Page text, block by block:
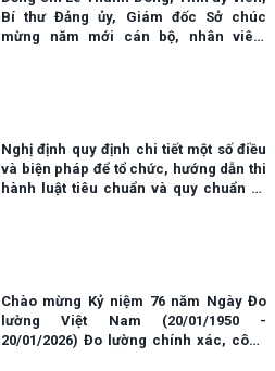
Bí thư Đảng ủy, Giám đốc Sở chúc
mừng năm mới cán bộ, nhân viên,
Nghị định quy định chi tiết một số điều
và biện pháp để tổ chức, hướng dẫn thi
hành luật tiêu chuẩn và quy chuẩn kỹ
Chào mừng Kỷ niệm 76 năm Ngày Đo
lường Việt Nam (20/01/1950 -
20/01/2026) Đo lường chính xác, công